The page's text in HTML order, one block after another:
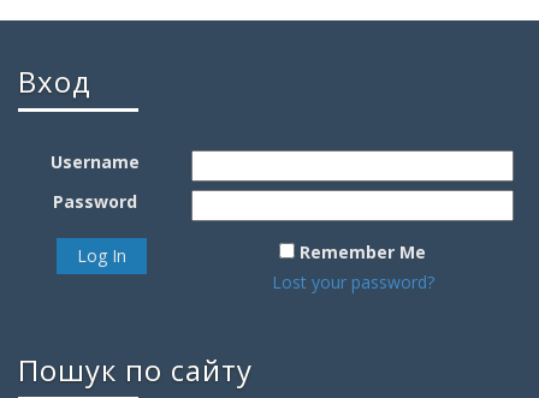
Вход
Username
Password
Remember Me
Lost your password?
Пошук по сайту